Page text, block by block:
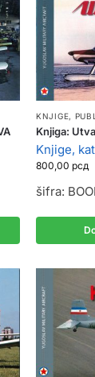
KNJIGE,
Knjiga:
Knjige,
800,00 рсд
šifra: